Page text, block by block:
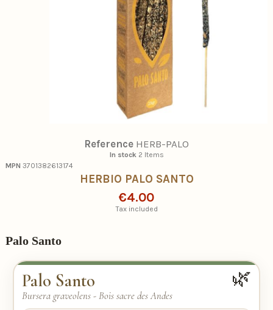
Reference HERB-PALO
In stock 2 Items
MPN 3701382613174
HERBIO PALO SANTO
€4.00
Tax included
Palo Santo
Palo Santo
Bursera graveolens - Bois sacre des Andes
🌿